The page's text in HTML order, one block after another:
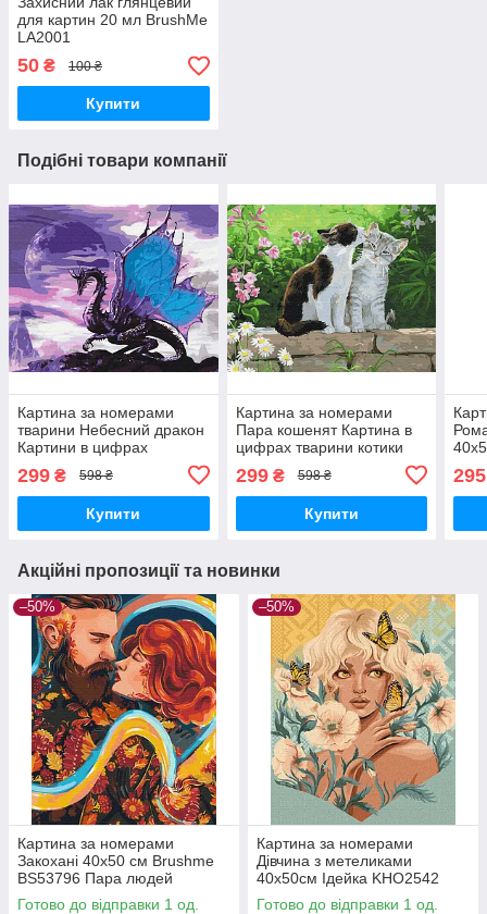
для картин 20 мл BrushMe
LA2001
50 ₴ 100 ₴
Купити
Подібні товари компанії
Картина за номерами
тварини Небесний дракон
Картини в цифрах
40х50см Brushme
BS52359
299 ₴ 598 ₴
Купити
Картина за номерами
Пара кошенят Картина в
цифрах тварини котики
Розмальовка романтика
40х50 Brushme BS3251
299₴ 598 ₴
Купити
295
Акційні пропозиції та новинки
–50%
Картина за номерами
Закохані 40х50 см Brushme
BS53796 Пара людей
поцілунок
Готово до відправки 1 од.
–50%
Картина за номерами
Дівчина з метеликами
40х50см Ідейка KHO2542
Готово до відправки 1 од.